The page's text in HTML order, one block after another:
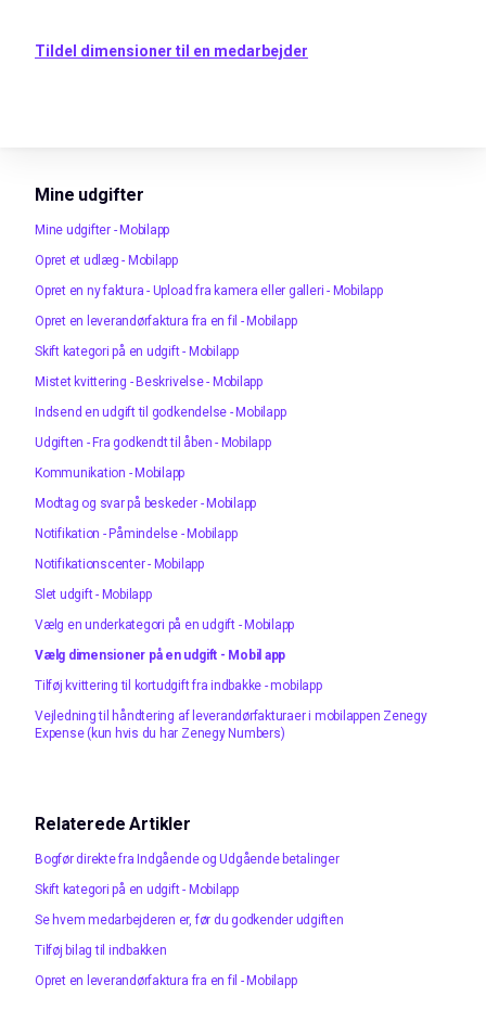
Tildel dimensioner til en medarbejder
Mine udgifter
Mine udgifter - Mobilapp
Opret et udlæg - Mobilapp
Opret en ny faktura - Upload fra kamera eller galleri - Mobilapp
Opret en leverandørfaktura fra en fil - Mobilapp
Skift kategori på en udgift - Mobilapp
Mistet kvittering - Beskrivelse - Mobilapp
Indsend en udgift til godkendelse - Mobilapp
Udgiften - Fra godkendt til åben - Mobilapp
Kommunikation - Mobilapp
Modtag og svar på beskeder - Mobilapp
Notifikation - Påmindelse - Mobilapp
Notifikationscenter - Mobilapp
Slet udgift - Mobilapp
Vælg en underkategori på en udgift - Mobilapp
Vælg dimensioner på en udgift - Mobil app
Tilføj kvittering til kortudgift fra indbakke - mobilapp
Vejledning til håndtering af leverandørfakturaer i mobilappen Zenegy
Expense (kun hvis du har Zenegy Numbers)
Relaterede Artikler
Bogfør direkte fra Indgående og Udgående betalinger
Skift kategori på en udgift - Mobilapp
Se hvem medarbejderen er, før du godkender udgiften
Tilføj bilag til indbakken
Opret en leverandørfaktura fra en fil - Mobilapp